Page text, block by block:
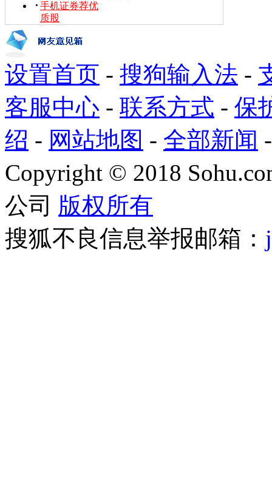
手机证券荐优
质股
设置首页 - 搜狗输入法 -
客服中心 - 联系方式 - 保
绍 - 网站地图 - 全部新闻
Copyright © 2018
公司 版权所有
搜狐不良信息举报邮箱：